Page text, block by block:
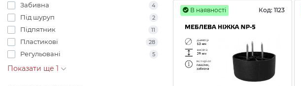
Забивна 4
Під шуруп 2
Підпятник 11
Пластикові 28
Регульовані 5
Показати ще 1
В наявності Код: 1123